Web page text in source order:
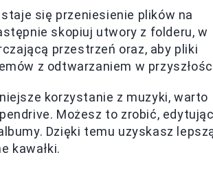
się przeniesienie plików na
skopiuj utwory z folderu, w
przestrzeń oraz, aby pliki
z odtwarzaniem w
korzystanie z muzyki, warto
Możesz to zrobić,
Dzięki temu uzyskasz
kawałki.